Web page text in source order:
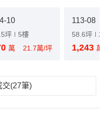
10
坪 5樓
萬 21.7萬/坪
113-08
58.6坪 2
1,243 萬
交(27筆)